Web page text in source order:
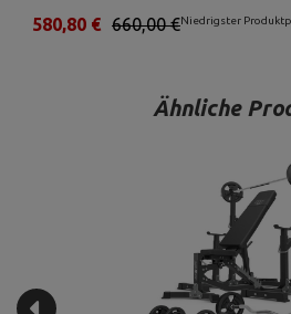
Niedrigster
660,00 €
580,80 €
Ähnliche